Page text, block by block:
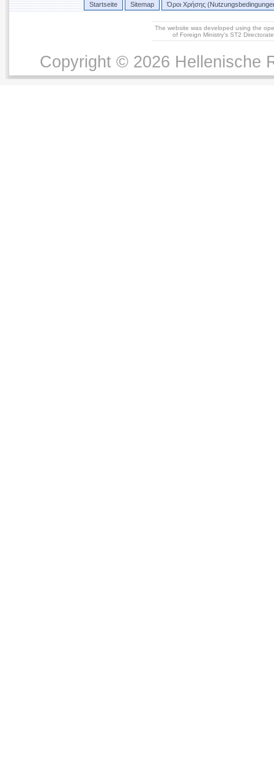
Startseite Sitemap Όροι Χρήσης
The website was developed using the
of Foreign Ministry's ST2
Copyright © 2026 Hellenische